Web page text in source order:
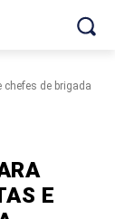
chefes de brigada
E